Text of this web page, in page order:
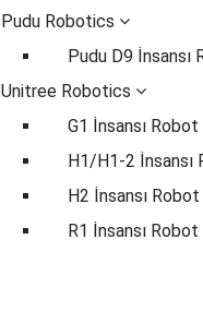
Pudu Robotics
Pudu D9 İnsansı
Unitree Robotics
G1 İnsansı Robot
H1/H1-2 İnsansı
H2 İnsansı Robot
R1 İnsansı Robot